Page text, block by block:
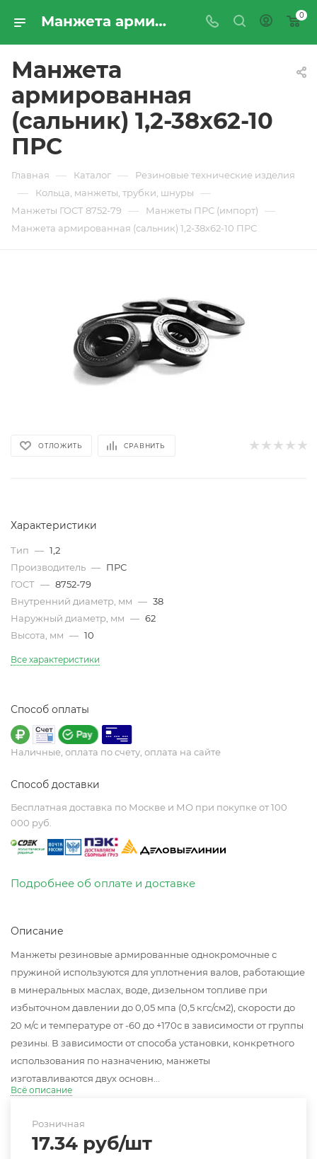
Манжета армированная (сальник) 1,2-38х62-10 ПРС - купить по цене производителя с доставкой по Москве и России | ПРОМРЕСУРССЕРВИС 0
Манжета
армированная
(сальник) 1,2-38х62-10
ПРС
Главная — Каталог — Резиновые технические изделия
— Кольца, манжеты, трубки, шнуры —
Манжеты ГОСТ 8752-79 — Манжеты ПРС (импорт) —
Манжета армированная (сальник) 1,2-38х62-10 ПРС
ОТЛОЖИТЬ СРАВНИТЬ
Характеристики
Тип — 1,2
Производитель — ПРС
ГОСТ — 8752-79
Внутренний диаметр, мм — 38
Наружный диаметр, мм — 62
Высота, мм — 10
Все характеристики
Способ оплаты
Наличные, оплата по счету, оплата на сайте
Способ доставки
Бесплатная доставка по Москве и МО при покупке от 100
000 руб.
Подробнее об оплате и доставке
Описание
Манжеты резиновые армированные однокромочные с
пружиной используются для уплотнения валов, работающие
в минеральных маслах, воде, дизельном топливе при
избыточном давлении до 0,05 мпа (0,5 кгс/см2), скорости до
20 м/с и температуре от -60 до +170с в зависимости от группы
резины. В зависимости от способа установки, конкретного
использования по назначению, манжеты
изготавливаются двух основн...
Всё описание
Розничная
17.34 руб/шт